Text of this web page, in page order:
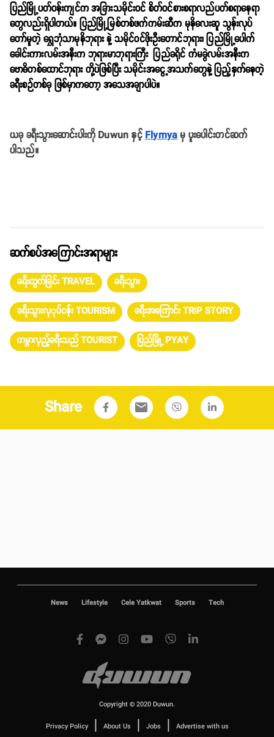
ပြည်မြို့ပတ်ဝန်းကျင်က အခြားသမိုင်းဝင် စိတ်ဝင်စားစရာလည်ပတ်စရာနေရာ
တွေလည်းရှိပါတယ်။ ပြည်မြို့မြစ်တစ်ဖက်ကမ်းဆီက မုနိလေးဆူ သွန်းလုပ်
တော်မူတဲ့ ရွှေဘုံသာမုနိဘုရား နဲ့ သမိုင်ဝင်ဖိုးဦးတောင်ဘုရား၊ ပြည်မြို့ပေါက်
ခေါင်းကားလမ်းအနီးက ဘုရားမာဘုရားကြီး ပြည်ခရိုင် ကံမခွဲလမ်းအနီးက
ဗောဓိတစ်ထောင်ဘုရား တို့ပဲဖြစ်ပြီး သမိုင်းအငွေ့အသက်တွေနဲ့ ပြည့်နှက်နေတဲ့
ခရီးစဉ်တစ်ခု ဖြစ်မှာကတော့ အသေအချာပါပဲ။
ယခု ခရီးသွားဆောင်းပါးကို Duwun နှင့်Flymyaမှ ပူးပေါင်းတင်ဆက်
ပါသည်။
ဆက်စပ်အကြောင်းအရာများ
ခရီးထွက်ခြင်း TRAVEL ခရီးသွား
ခရီးသွားလုုပ်ငန်း TOURISM ခရီးအကြောင်း TRIP STORY
ကမ္ဘာလှည့်ခရီးသည် TOURIST ပြည်မြို့ PYAY
Share email
News Lifestyle Cele Yatkwat Sports Tech
Copyright © 2020 Duwun.
Privacy Policy | About Us | Jobs | Advertise with us